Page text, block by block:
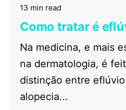
13 min read
Como tratar é
Na medicina, e mais
na dermatologia, é
distinção entre
alopecia...